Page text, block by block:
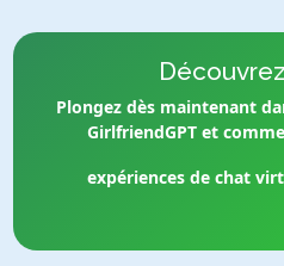
Plongez dès maintenant
GirlfriendGPT et
expériences de chat